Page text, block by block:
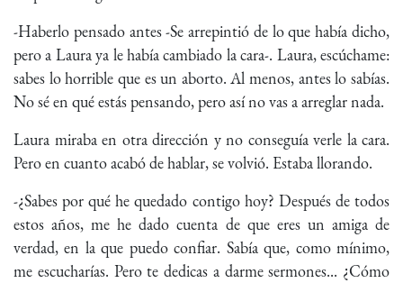
-Haberlo pensado antes -Se arrepintió de lo que había dicho,
pero a Laura ya le había cambiado la cara-. Laura, escúchame:
sabes lo horrible que es un aborto. Al menos, antes lo sabías.
No sé en qué estás pensando, pero así no vas a arreglar nada.
Laura miraba en otra dirección y no conseguía verle la cara.
Pero en cuanto acabó de hablar, se volvió. Estaba llorando.
-¿Sabes por qué he quedado contigo hoy? Después de todos
estos años, me he dado cuenta de que eres un amiga de
verdad, en la que puedo confiar. Sabía que, como mínimo,
me escucharías. Pero te dedicas a darme sermones... ¿Cómo